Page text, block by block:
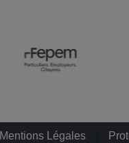
Mentions Légales